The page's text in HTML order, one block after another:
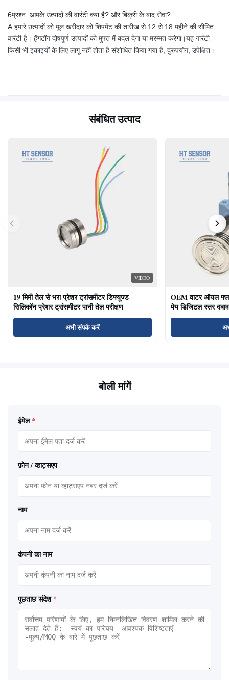
6प्रश्न: आपके उत्पादों की वारंटी क्या है? और बिक्री के बाद सेवा?
A:हमारे उत्पादों को मूल खरीदार को शिपमेंट की तारीख से 12 से 18 महीने की सीमित
वारंटी है। हेंगटोंग दोषपूर्ण उत्पादों को मुफ्त में बदल देगा या मरम्मत करेगा।यह गारंटी
किसी भी इकाइयों के लिए लागू नहीं होता है संशोधित किया गया है, दुरुपयोग, उपेक्षित।
संबंधित उत्पाद
VIDEO
19 मिमी तेल से भरा प्रेशर ट्रांसमीटर डिफ्यूज्ड
सिलिकॉन प्रेशर ट्रांसमीटर पानी तेल परीक्षण
अभी संपर्क करें
OEM वाटर ऑयल
पेय डिजिटल स्तर
बोली मांगें
ईमेल *
फ़ोन / व्हाट्सएप
नाम
कंपनी का नाम
पूछताछ संदेश *